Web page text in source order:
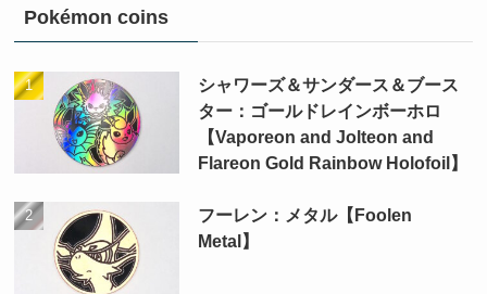
Pokémon coins
シャワーズ＆サンダース＆ブース
ター：ゴールドレインボーホロ
【Vaporeon and Jolteon and
Flareon Gold Rainbow Holofoil】
フーレン：メタル【Foolen
Metal】